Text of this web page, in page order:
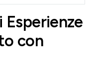
con